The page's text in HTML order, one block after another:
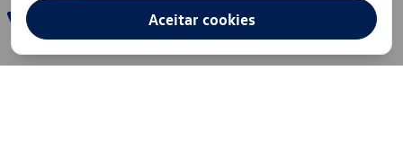
Aceitar cookies